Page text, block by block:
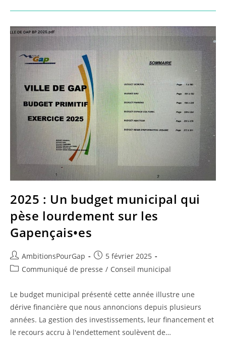
Des
De
L’Agglo
2025 : Un budget municipal qui
pèse lourdement sur les
Gapençais•es
Auteur/autrice
de
AmbitionsPourGap
Publication
publiée :
5 février 2025
PostCommuniqué de presse / Conseil municipal
Le budget municipal présenté cette année illustre une
dérive financière que nous annoncions depuis plusieurs
années. La gestion des investissements, leur financement et
le recours accru à l'endettement soulèvent de…